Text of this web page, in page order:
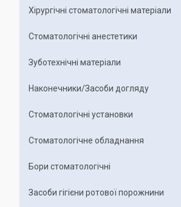
Хірургічні стоматологічні матеріали
Стоматологічні анестетики
Зуботехнічні матеріали
Наконечники/Засоби догляду
Стоматологічні установки
Стоматологічне обладнання
Бори стоматологічні
Засоби гігієни ротової порожнини